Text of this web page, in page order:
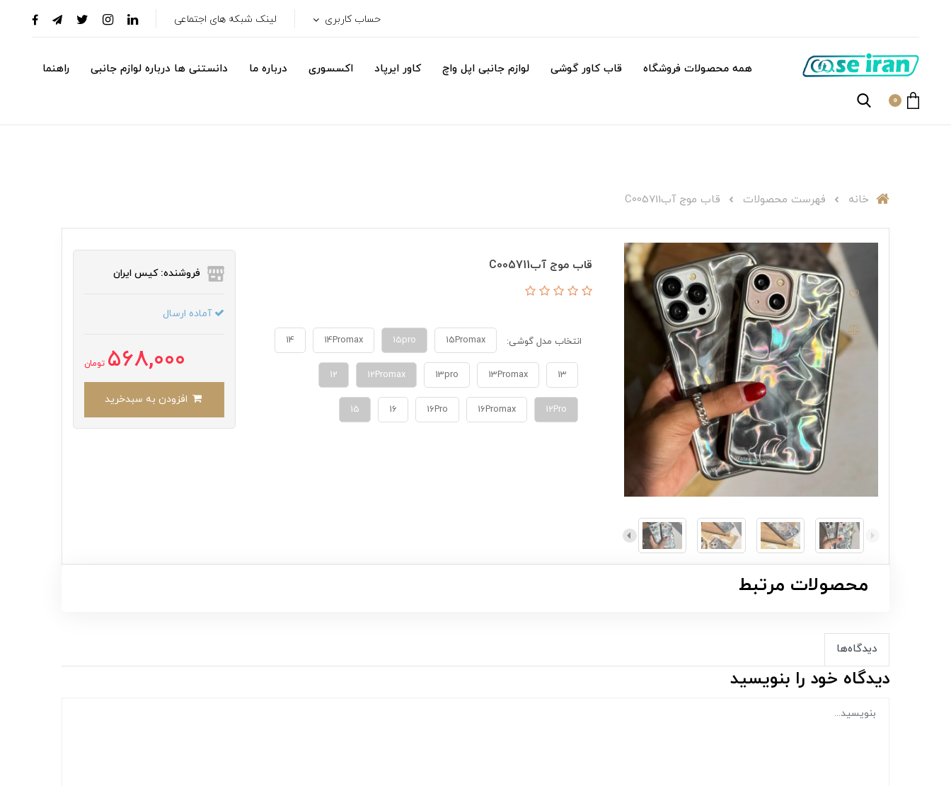
حساب کاربری لینک شبکه های اجتماعی
همه محصولات فروشگاه قاب کاور گوشی لوازم جانبی اپل واچ کاور ایرپاد اکسسوری درباره ما دانستنی ها درباره لوازم جانبی راهنما
0
خانه فهرست محصولات قاب موج آبC005711
قاب موج آبC005711
انتخاب مدل گوشی: 15Promax
15pro
14Promax
14
13
13Promax
13pro
12Promax
12
12Pro
16Promax
16Pro
16
15
فروشنده: کیس ایران
آماده ارسال
568,000 تومان
محصولات مرتبط
دیدگاه‌ها
دیدگاه خود را بنویسید